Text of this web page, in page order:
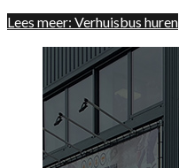
Lees meer: Verhuisbus huren